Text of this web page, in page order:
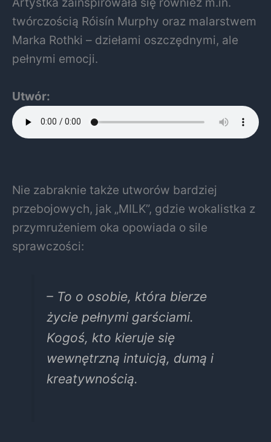
twórczością Róisín Murphy oraz malarstwem
Marka Rothki – dziełami oszczędnymi, ale
pełnymi emocji.
Utwór:
Nie zabraknie także utworów bardziej
przebojowych, jak „MILK”, gdzie wokalistka z
przymrużeniem oka opowiada o sile
sprawczości:
– To o osobie, która bierze
życie pełnymi garściami.
Kogoś, kto kieruje się
wewnętrzną intuicją, dumą i
kreatywnością.